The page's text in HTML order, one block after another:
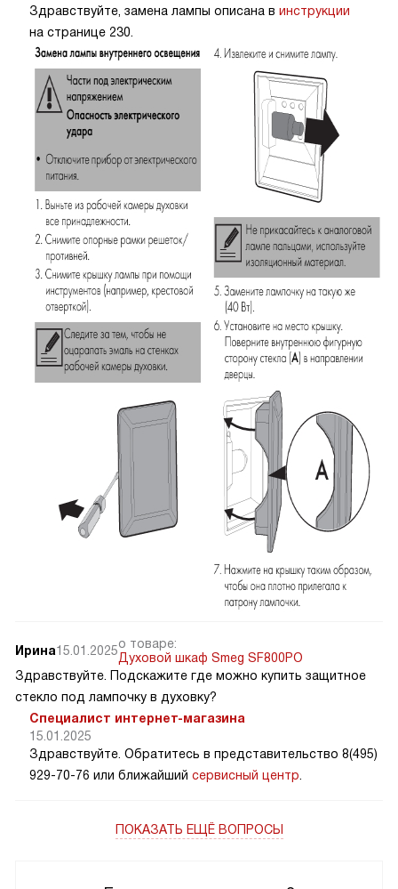
Здравствуйте, замена лампы описана в инструкции
на странице 230.
Ирина15.01.2025о товаре:
Духовой шкаф Smeg SF800PO
Здравствуйте. Подскажите где можно купить защитное
стекло под лампочку в духовку?
Специалист интернет-магазина
15.01.2025
Здравствуйте. Обратитесь в представительство 8(495)
929-70-76 или ближайший сервисный центр
ПОКАЗАТЬ ЕЩЁ ВОПРОСЫ